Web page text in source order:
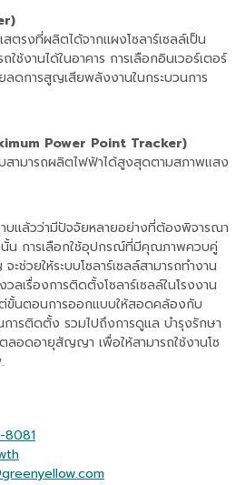
ตรงที่ผลิตได้จากแผงโซลาร์เซลล์เป็น
ช้งานได้ในอาคาร การเลือกอินเวอร์เตอร์
ลดการสูญเสียพลังงานในกระบวนการ
Power Point Tracker)
สามารถผลิตไฟฟ้าได้สูงสุดตามสภาพแสง
บแล้วว่ามีปัจจัยหลายอย่างที่ต้องพิจารณา
น การเลือกใช้อุปกรณ์ที่มีคุณภาพควบคู่
ช่วยให้ระบบโซลาร์เซลล์สามารถทำงาน
เรื่องการติดตั้งโซลาร์เซลล์ในโรงงาน
ขั้นตอนการออกแบบให้สอดคล้องกับ
ารติดตั้ง รวมไปถึงการดูแล บำรุงรักษา
อดอายุสัญญา เพื่อให้สามารถใช้งานโซ